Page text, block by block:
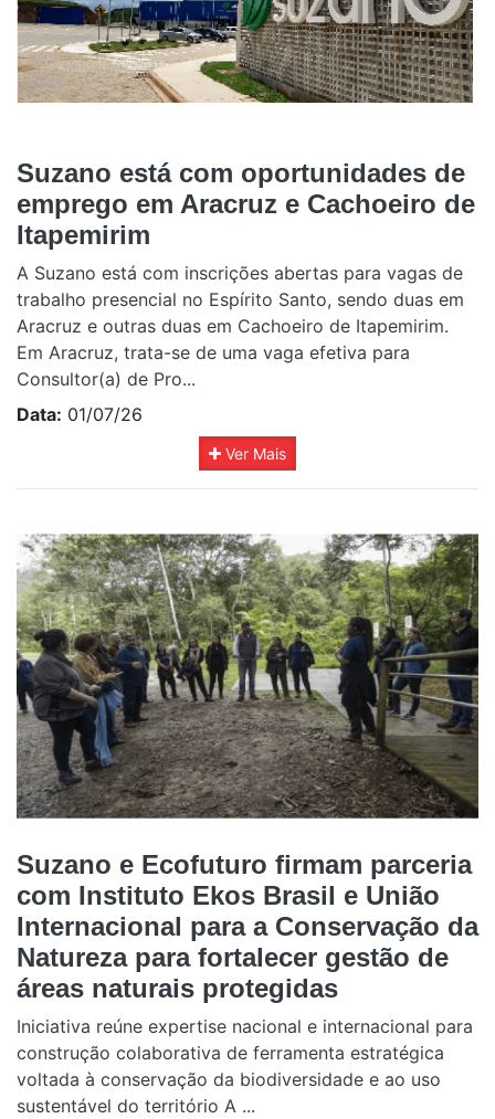
Suzano está com oportunidades de
emprego em Aracruz e Cachoeiro de
Itapemirim
A Suzano está com inscrições abertas para vagas de
trabalho presencial no Espírito Santo, sendo duas em
Aracruz e outras duas em Cachoeiro de Itapemirim.
Em Aracruz, trata-se de uma vaga efetiva para
Consultor(a) de Pro...
Data: 01/07/26
Ver Mais
Suzano e Ecofuturo firmam parceria
com Instituto Ekos Brasil e União
Internacional para a Conservação da
Natureza para fortalecer gestão de
áreas naturais protegidas
Iniciativa reúne expertise nacional e internacional para
construção colaborativa de ferramenta estratégica
voltada à conservação da biodiversidade e ao uso
sustentável do território A ...